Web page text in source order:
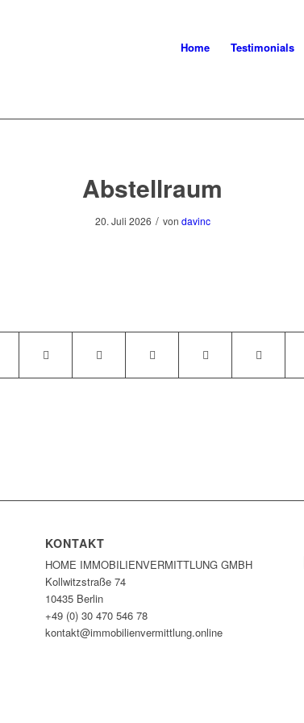
Home Testimonials
Abstellraum
20. Juli 2026 / von davinc
KONTAKT
HOME IMMOBILIEN­VERMITTLUNG GMBH
Kollwitzstraße 74
10435 Berlin
+49 (0) 30 470 546 78
kontakt@immobilien­vermittlung.online